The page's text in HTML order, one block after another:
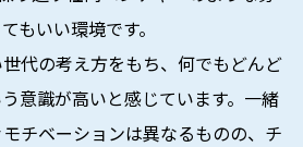
もいい環境です。
代の考え方をもち、何でもどんど
意識が高いと感じています。一緒
チベーションは異なるものの、チ